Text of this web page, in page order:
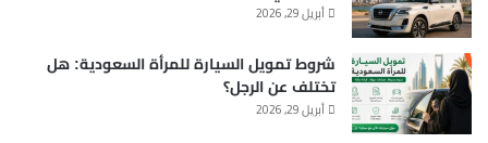
أبريل 29, 2026
شروط تمويل السيارة للمرأة السعودية: هل
تختلف عن الرجل؟
أبريل 29, 2026